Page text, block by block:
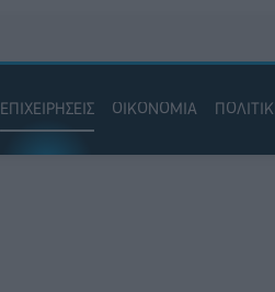
ΕΠΙΧΕΙΡΗΣΕΙΣ ΟΙΚΟΝΟΜΙΑ